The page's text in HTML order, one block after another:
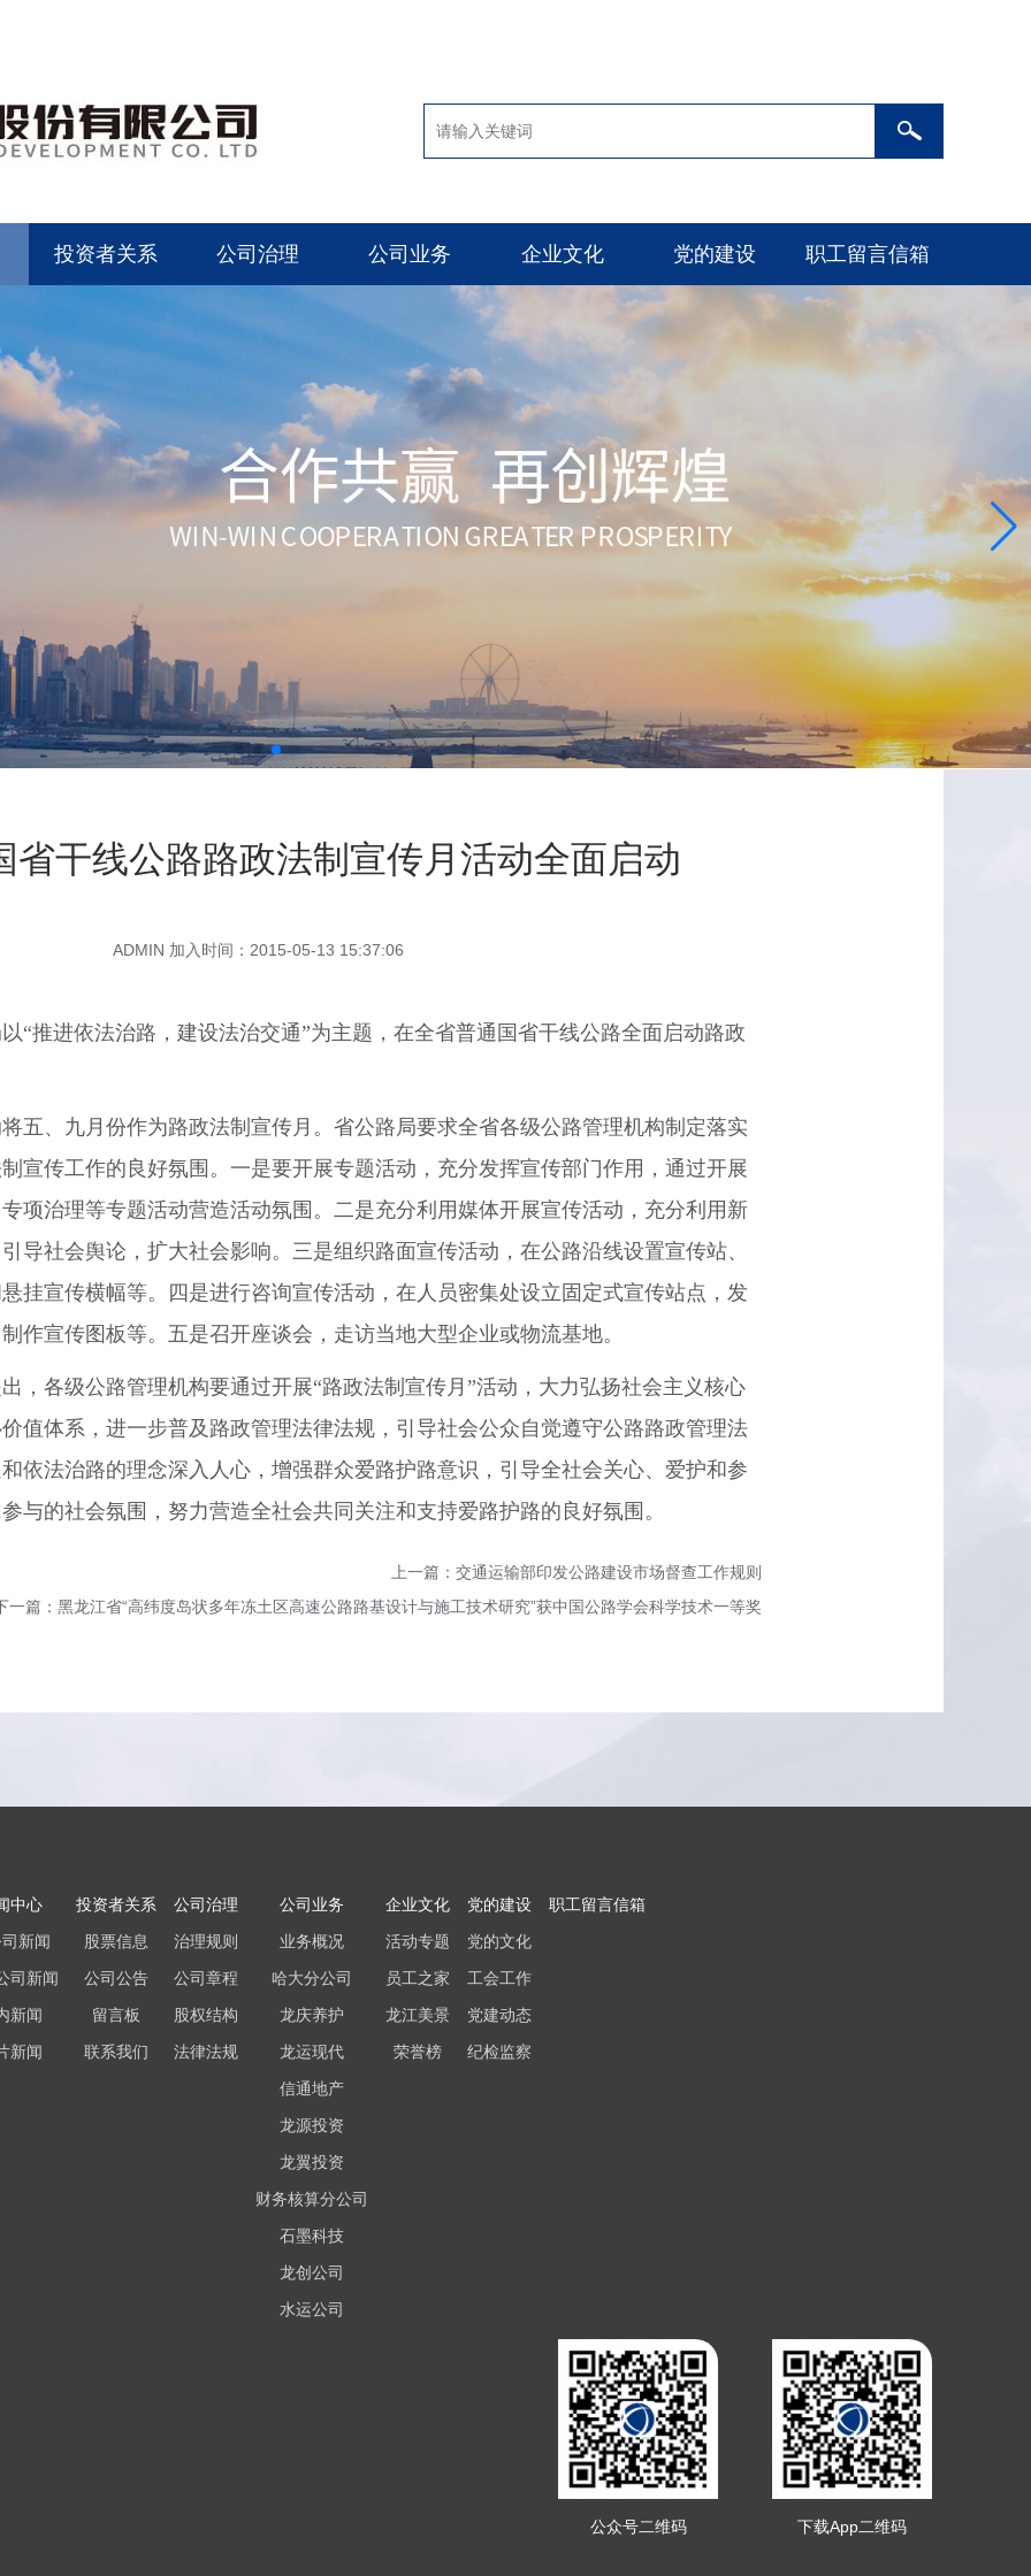
投资者关系 公司治理 公司业务 企业文化 党的建设 职工留言信箱
省干线公路路政法制宣传月活动全面启动
ADMIN 加入时间：2015-05-13 15:37:06
“推进依法治路，建设法治交通”为主题，在全省普通国省干线公路全面启动路政
、九月份作为路政法制宣传月。省公路局要求全省各级公路管理机构制定落实
宣传工作的良好氛围。一是要开展专题活动，充分发挥宣传部门作用，通过开展
项治理等专题活动营造活动氛围。二是充分利用媒体开展宣传活动，充分利用新
导社会舆论，扩大社会影响。三是组织路面宣传活动，在公路沿线设置宣传站、
挂宣传横幅等。四是进行咨询宣传活动，在人员密集处设立固定式宣传站点，发
作宣传图板等。五是召开座谈会，走访当地大型企业或物流基地。
各级公路管理机构要通过开展“路政法制宣传月”活动，大力弘扬社会主义核心
值体系，进一步普及路政管理法律法规，引导社会公众自觉遵守公路路政管理法
依法治路的理念深入人心，增强群众爱路护路意识，引导全社会关心、爱护和参
与的社会氛围，努力营造全社会共同关注和支持爱路护路的良好氛围。
上一篇：交通运输部印发公路建设市场督查工作规则
一篇：黑龙江省“高纬度岛状多年冻土区高速公路路基设计与施工技术研究”获中国公路学会科学技术一等奖
中心
新闻
司新闻
新闻
新闻
投资者关系
股票信息
公司公告
留言板
联系我们
公司治理
治理规则
公司章程
股权结构
法律法规
公司业务
业务概况
哈大分公司
龙庆养护
龙运现代
信通地产
龙源投资
龙翼投资
财务核算分公司
石墨科技
龙创公司
水运公司
企业文化
活动专题
员工之家
龙江美景
荣誉榜
党的建设
党的文化
工会工作
党建动态
纪检监察
职工留言信箱
公众号二维码 下载App二维码